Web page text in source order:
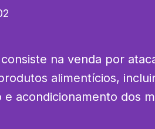
na venda por
alimentícios,
acondicionamento dos